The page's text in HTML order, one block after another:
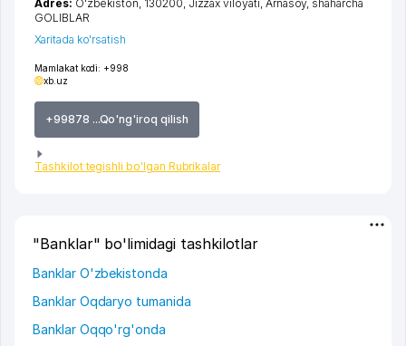
Mamlakat kodi: +998
xb.uz
+99878 ...Qo'ng'iroq qilish
Tashkilot tegishli bo'lgan Rubrikalar
Adres: O'zbekiston, 130200, Jizzax viloyati, Arnasoy, shaharcha
GOLIBLAR
Xaritada ko'rsatish
"Banklar" bo'limidagi tashkilotlar
Banklar O'zbekistonda
Banklar Oqdaryo tumanida
Banklar Oqqo'rg'onda